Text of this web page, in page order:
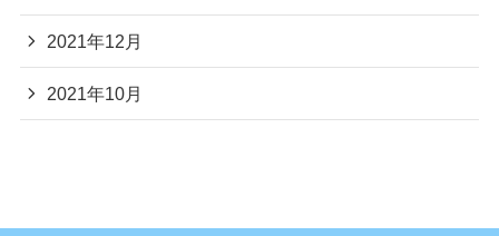
2021年12月
2021年10月